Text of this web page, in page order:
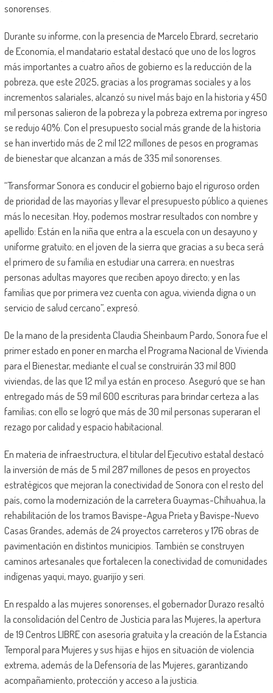
sonorenses.
Durante su informe, con la presencia de Marcelo Ebrard, secretario
de Economía, el mandatario estatal destacó que uno de los logros
más importantes a cuatro años de gobierno es la reducción de la
pobreza, que este 2025, gracias a los programas sociales y a los
incrementos salariales, alcanzó su nivel más bajo en la historia y 450
mil personas salieron de la pobreza y la pobreza extrema por ingreso
se redujo 40%. Con el presupuesto social más grande de la historia
se han invertido más de 2 mil 122 millones de pesos en programas
de bienestar que alcanzan a más de 335 mil sonorenses.
“Transformar Sonora es conducir el gobierno bajo el riguroso orden
de prioridad de las mayorías y llevar el presupuesto público a quienes
más lo necesitan. Hoy, podemos mostrar resultados con nombre y
apellido: Están en la niña que entra a la escuela con un desayuno y
uniforme gratuito; en el joven de la sierra que gracias a su beca será
el primero de su familia en estudiar una carrera; en nuestras
personas adultas mayores que reciben apoyo directo; y en las
familias que por primera vez cuenta con agua, vivienda digna o un
servicio de salud cercano”, expresó.
De la mano de la presidenta Claudia Sheinbaum Pardo, Sonora fue el
primer estado en poner en marcha el Programa Nacional de Vivienda
para el Bienestar, mediante el cual se construirán 33 mil 800
viviendas, de las que 12 mil ya están en proceso. Aseguró que se han
entregado más de 59 mil 600 escrituras para brindar certeza a las
familias; con ello se logró que más de 30 mil personas superaran el
rezago por calidad y espacio habitacional.
En materia de infraestructura, el titular del Ejecutivo estatal destacó
la inversión de más de 5 mil 287 millones de pesos en proyectos
estratégicos que mejoran la conectividad de Sonora con el resto del
país, como la modernización de la carretera Guaymas-Chihuahua, la
rehabilitación de los tramos Bavispe-Agua Prieta y Bavispe-Nuevo
Casas Grandes, además de 24 proyectos carreteros y 176 obras de
pavimentación en distintos municipios. También se construyen
caminos artesanales que fortalecen la conectividad de comunidades
indígenas yaqui, mayo, guarijío y seri.
En respaldo a las mujeres sonorenses, el gobernador Durazo resaltó
la consolidación del Centro de Justicia para las Mujeres, la apertura
de 19 Centros LIBRE con asesoría gratuita y la creación de la Estancia
Temporal para Mujeres y sus hijas e hijos en situación de violencia
extrema, además de la Defensoría de las Mujeres, garantizando
acompañamiento, protección y acceso a la justicia.